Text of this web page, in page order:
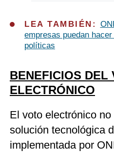
LEA TAMBIÉN:
empresas puedan
políticas
BENEFICIOS DEL
ELECTRÓNICO
El voto electrónico
solución tecnológica
implementada por